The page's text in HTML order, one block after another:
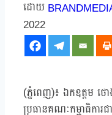
2022
(ភ្នំពេញ)៖ ឯកឧត្ដម ថ
ប្រធានគណៈកម្មាធិកា